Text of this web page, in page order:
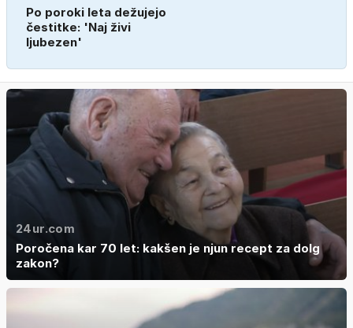
Po poroki leta dežujejo
čestitke: 'Naj živi
ljubezen'
24ur.com
Poročena kar 70 let: kakšen je njun recept za dolg
zakon?